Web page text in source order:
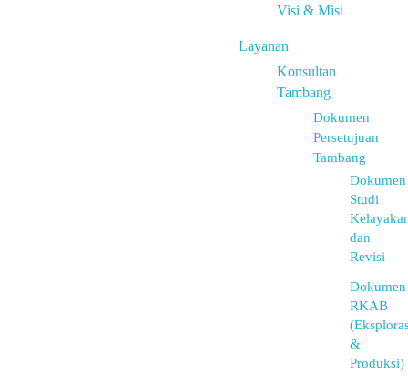
Visi & Misi
Layanan
Konsultan
Tambang
Dokumen
Persetujuan
Tambang
Dokumen
Studi
dan
Revisi
Dokumen
RKAB
&
Produksi)